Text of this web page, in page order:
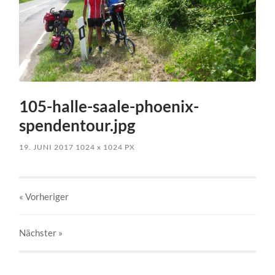
105-halle-saale-phoenix-
spendentour.jpg
19. JUNI 2017 1024x 1024 PX
« Vorheriger
Nächster »